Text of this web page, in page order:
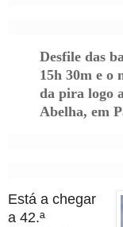
Desfile das
15h 30m e o
da pira logo
Abelha, em
Está a chegar
a 42.ª